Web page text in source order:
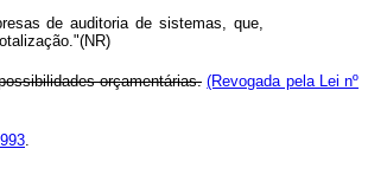
de auditoria de sistemas, que,
orçamentárias. (Revogada pela Lei nº